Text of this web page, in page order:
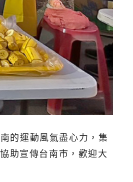
的運動風氣盡心力，集
助宣傳台南市，歡迎大